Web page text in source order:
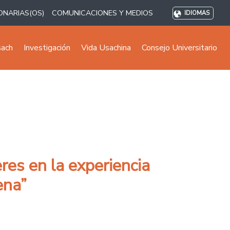
COMUNICACIONES Y MEDIOS IDIOMAS
Investigación Vida Usachina Consejo Universitario
en la experiencia